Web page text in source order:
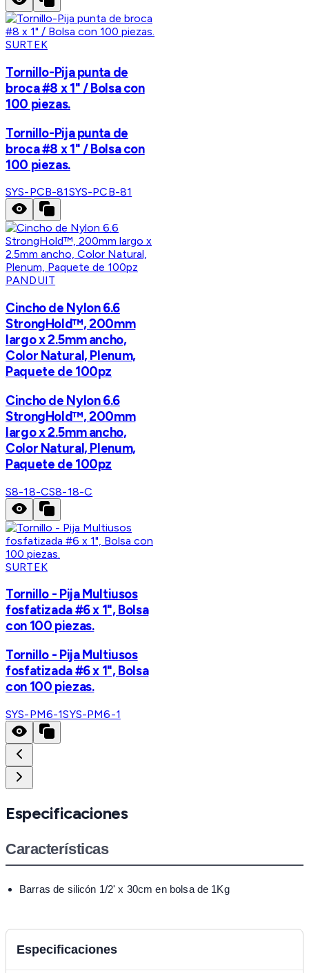
SURTEK
Tornillo-Pija punta de
broca #8 x 1" / Bolsa con
100 piezas.
Tornillo-Pija punta de
broca #8 x 1" / Bolsa con
100 piezas.
SYS-PCB-81SYS-PCB-81
PANDUIT
Cincho de Nylon 6.6
StrongHold™, 200mm
largo x 2.5mm ancho,
Color Natural, Plenum,
Paquete de 100pz
Cincho de Nylon 6.6
StrongHold™, 200mm
largo x 2.5mm ancho,
Color Natural, Plenum,
Paquete de 100pz
S8-18-CS8-18-C
SURTEK
Tornillo - Pija Multiusos
fosfatizada #6 x 1", Bolsa
con 100 piezas.
Tornillo - Pija Multiusos
fosfatizada #6 x 1", Bolsa
con 100 piezas.
SYS-PM6-1SYS-PM6-1
Especificaciones
Características
Barras de silicón 1/2' x 30cm en bolsa de 1Kg
Especificaciones